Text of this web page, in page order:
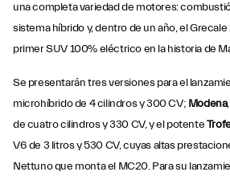
una completa variedad de motores:
sistema híbrido y, dentro de un año, el
primer SUV 100% eléctrico en la historia de
Se presentarán tres versiones para el
microhíbrido de 4 cilindros y 300 CV; Modena
de cuatro cilindros y 330 CV, y el potente
V6 de 3 litros y 530 CV, cuyas altas
Nettuno que monta el MC20. Para su